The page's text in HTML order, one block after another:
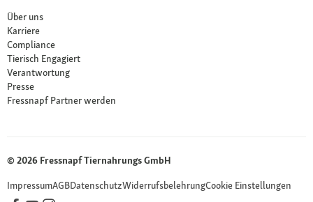
Über uns
Karriere
Compliance
Tierisch Engagiert
Verantwortung
Presse
Fressnapf Partner werden
© 2026 Fressnapf Tiernahrungs GmbH
ImpressumAGBDatenschutzWiderrufsbelehrungCookie Einstellungen